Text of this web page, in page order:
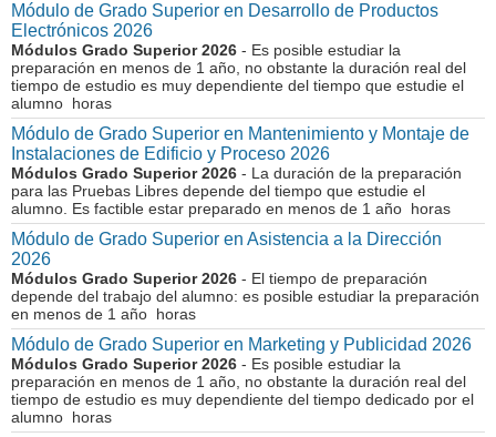
Módulo de Grado Superior en Desarrollo de Productos
Electrónicos 2026
Módulos Grado Superior 2026 - Es posible estudiar la
preparación en menos de 1 año, no obstante la duración real del
tiempo de estudio es muy dependiente del tiempo que estudie el
alumno horas
Módulo de Grado Superior en Mantenimiento y Montaje de
Instalaciones de Edificio y Proceso 2026
Módulos Grado Superior 2026 - La duración de la preparación
para las Pruebas Libres depende del tiempo que estudie el
alumno. Es factible estar preparado en menos de 1 año horas
Módulo de Grado Superior en Asistencia a la Dirección
2026
Módulos Grado Superior 2026 - El tiempo de preparación
depende del trabajo del alumno: es posible estudiar la preparación
en menos de 1 año horas
Módulo de Grado Superior en Marketing y Publicidad 2026
Módulos Grado Superior 2026 - Es posible estudiar la
preparación en menos de 1 año, no obstante la duración real del
tiempo de estudio es muy dependiente del tiempo dedicado por el
alumno horas